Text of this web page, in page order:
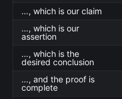
…, which is our claim
…, which is our
assertion
…, which is the
desired conclusion
…, and the proof is
complete